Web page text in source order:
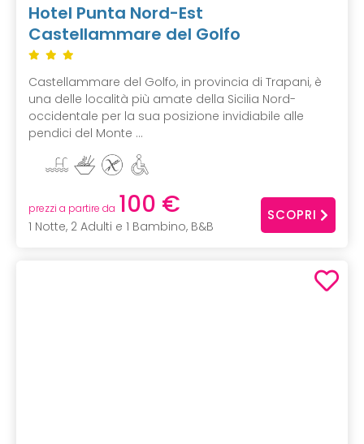
Hotel Punta Nord-Est
Castellammare del Golfo
Castellammare del Golfo, in provincia di Trapani, è
una delle località più amate della Sicilia Nord-
occidentale per la sua posizione invidiabile alle
pendici del Monte ...
prezzi a partire da 100 €
1 Notte, 2 Adulti e 1 Bambino, B&B
SCOPRI